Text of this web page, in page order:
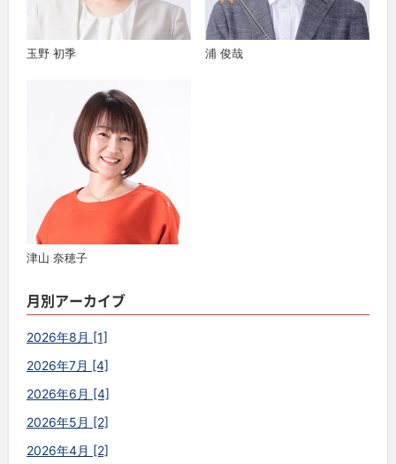
玉野 初季 浦 俊哉
津山 奈穂子
月別アーカイブ
2026年8月 [1]
2026年7月 [4]
2026年6月 [4]
2026年5月 [2]
2026年4月 [2]